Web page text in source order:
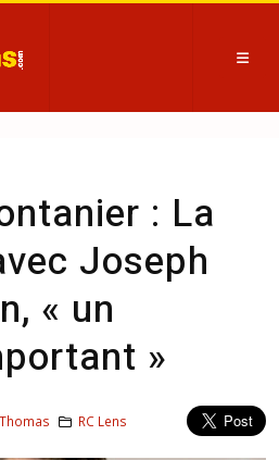
: La
Joseph
« un
»
Thomas RC Lens